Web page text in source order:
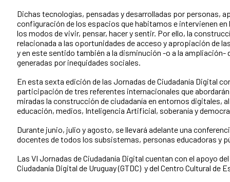
Dichas tecnologías, pensadas y desarrolladas por personas,
configuración de los espacios que habitamos e intervienen
los modos de vivir, pensar, hacer y sentir. Por ello, la
relacionada a las oportunidades de acceso y apropiación de
y en este sentido también a la disminución -o a la ampliación-
generadas por inequidades sociales.
En esta sexta edición de las Jornadas de Ciudadanía Digital
participación de tres referentes internacionales que
miradas la construcción de ciudadanía en entornos digitales,
educación, medios, Inteligencia Artificial, soberanía y
Durante junio, julio y agosto, se llevará adelante una
docentes de todos los subsistemas, personas educadoras y
Las VI Jornadas de Ciudadanía Digital cuentan con el apoyo
Ciudadanía Digital de Uruguay (GTDC) y del Centro Cultural de